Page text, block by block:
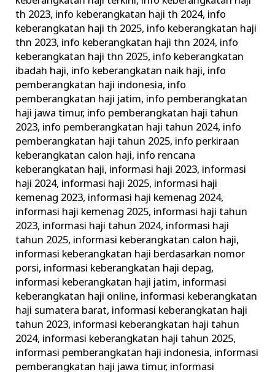
th 2023, info keberangkatan haji th 2024, info
keberangkatan haji th 2025, info keberangkatan haji
thn 2023, info keberangkatan haji thn 2024, info
keberangkatan haji thn 2025, info keberangkatan
ibadah haji, info keberangkatan naik haji, info
pemberangkatan haji indonesia, info
pemberangkatan haji jatim, info pemberangkatan
haji jawa timur, info pemberangkatan haji tahun
2023, info pemberangkatan haji tahun 2024, info
pemberangkatan haji tahun 2025, info perkiraan
keberangkatan calon haji, info rencana
keberangkatan haji, informasi haji 2023, informasi
haji 2024, informasi haji 2025, informasi haji
kemenag 2023, informasi haji kemenag 2024,
informasi haji kemenag 2025, informasi haji tahun
2023, informasi haji tahun 2024, informasi haji
tahun 2025, informasi keberangkatan calon haji,
informasi keberangkatan haji berdasarkan nomor
porsi, informasi keberangkatan haji depag,
informasi keberangkatan haji jatim, informasi
keberangkatan haji online, informasi keberangkatan
haji sumatera barat, informasi keberangkatan haji
tahun 2023, informasi keberangkatan haji tahun
2024, informasi keberangkatan haji tahun 2025,
informasi pemberangkatan haji indonesia, informasi
pemberangkatan haji jawa timur, informasi